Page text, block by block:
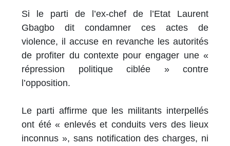
Si le parti de l’ex-chef de l’Etat Laurent
Gbagbo dit condamner ces actes de
violence, il accuse en revanche les autorités
de profiter du contexte pour engager une «
répression politique ciblée » contre
l’opposition.
Le parti affirme que les militants interpellés
ont été « enlevés et conduits vers des lieux
inconnus », sans notification des charges, ni